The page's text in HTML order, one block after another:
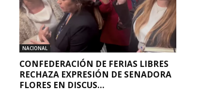
NACIONAL
CONFEDERACIÓN DE FERIAS LIBRES
RECHAZA EXPRESIÓN DE SENADORA
FLORES EN DISCUS...